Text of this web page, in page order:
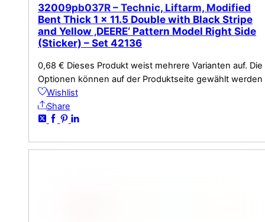
32009pb037R – Technic, Liftarm, Modified
Bent Thick 1 x 11.5 Double with Black Stripe
and Yellow ‚DEERE‘ Pattern Model Right Side
(Sticker) – Set 42136
0,68 € Dieses Produkt weist mehrere Varianten auf. Die
Optionen können auf der Produktseite gewählt werden
Wishlist
Share